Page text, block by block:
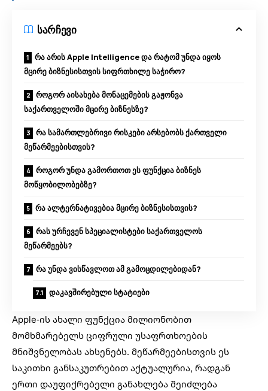
სარჩევი
რა არის Apple Intelligence და რატომ უნდა იყოს
მცირე ბიზნესისთვის სიფრთხილე საჭირო?
როგორ აისახება მონაცემების გაჟონვა
საქართველოში მცირე ბიზნესზე?
რა სამართლებრივი რისკები არსებობს ქართველი
მეწარმეებისთვის?
როგორ უნდა გამორთოთ ეს ფუნქცია ბიზნეს
მოწყობილობებზე?
რა ალტერნატივებია მცირე ბიზნესისთვის?
რას ურჩევენ სპეციალისტები საქართველოს
მეწარმეებს?
რა უნდა ვისწავლოთ ამ გამოცდილებიდან?
დაკავშირებული სტატიები
Apple-ის ახალი ფუნქცია მილიონობით
მომხმარებელს ციფრული უსაფრთხოების
მნიშვნელობას ახსენებს. მეწარმეებისთვის ეს
საკითხი განსაკუთრებით აქტუალურია, რადგან
ერთი დაუფიქრებელი განახლება შეიძლება